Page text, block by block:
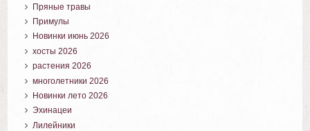
Пряные травы
Примулы
Новинки июнь 2026
хосты 2026
растения 2026
многолетники 2026
Новинки лето 2026
Эхинацеи
Лилейники